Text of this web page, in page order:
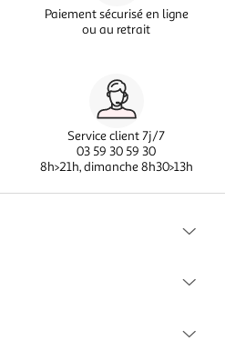
Paiement sécurisé en ligne
ou au retrait
Service client 7j/7
03 59 30 59 30
8h>21h, dimanche 8h30>13h